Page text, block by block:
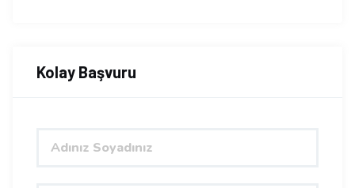
Kolay Başvuru